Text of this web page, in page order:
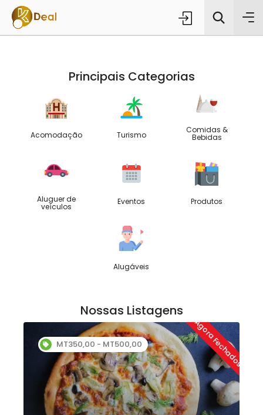
Procura
Principais Categorias
Acomodação Turismo Comidas &
Bebidas
Aluguer de
veículos
Eventos Produtos
Alugáveis
Nossas Listagens
MT350,00 - MT500,00 Agora Fechados